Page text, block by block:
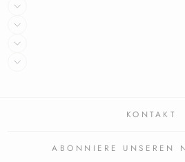
KONTAKT
ABONNIERE UNSEREN